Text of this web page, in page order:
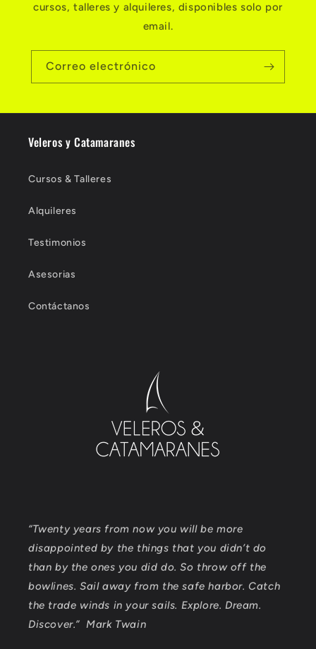
cursos, talleres y alquileres, disponibles solo por
email.
Correo electrónico
Veleros y Catamaranes
Cursos & Talleres
Alquileres
Testimonios
Asesorias
Contáctanos
“Twenty years from now you will be more
disappointed by the things that you didn’t do
than by the ones you did do. So throw off the
bowlines. Sail away from the safe harbor. Catch
the trade winds in your sails. Explore. Dream.
Discover.” Mark Twain